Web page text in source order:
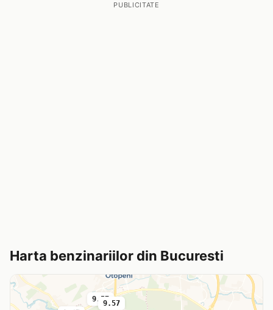
PUBLICITATE
Harta benzinariilor din Bucuresti
9.579.57